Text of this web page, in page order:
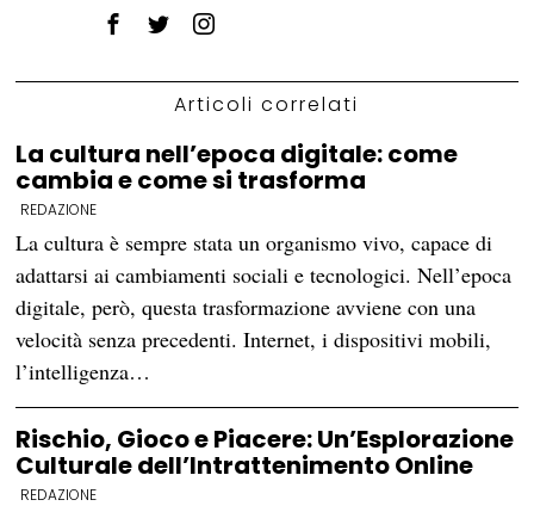
Articoli correlati
La cultura nell’epoca digitale: come
cambia e come si trasforma
REDAZIONE
La cultura è sempre stata un organismo vivo, capace di
adattarsi ai cambiamenti sociali e tecnologici. Nell’epoca
digitale, però, questa trasformazione avviene con una
velocità senza precedenti. Internet, i dispositivi mobili,
l’intelligenza…
Rischio, Gioco e Piacere: Un’Esplorazione
Culturale dell’Intrattenimento Online
REDAZIONE